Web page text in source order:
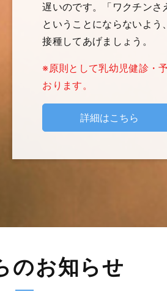
遅いのです。「ワクチンさ
ということにならないよう
接種してあげましょう。
※原則として乳幼児健診・
おります。
詳細はこちら
のお知らせ